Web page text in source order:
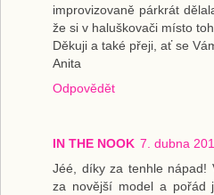
improvizovaně párkrát
že si v haluškovači místo
Děkuji a také přeji, ať se
Anita
Odpovědět
IN THE NOOK 7. dubna
Jéé, díky za tenhle nápad!
za novější model a pořád